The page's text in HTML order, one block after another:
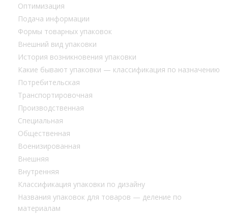
Оптимизация
Подача информации
Формы товарных упаковок
Внешний вид упаковки
История возникновения упаковки
Какие бывают упаковки — классификация по назначению
Потребительская
Транспортировочная
Производственная
Специальная
Общественная
Военизированная
Внешняя
Внутренняя
Классификация упаковки по дизайну
Названия упаковок для товаров — деление по
материалам